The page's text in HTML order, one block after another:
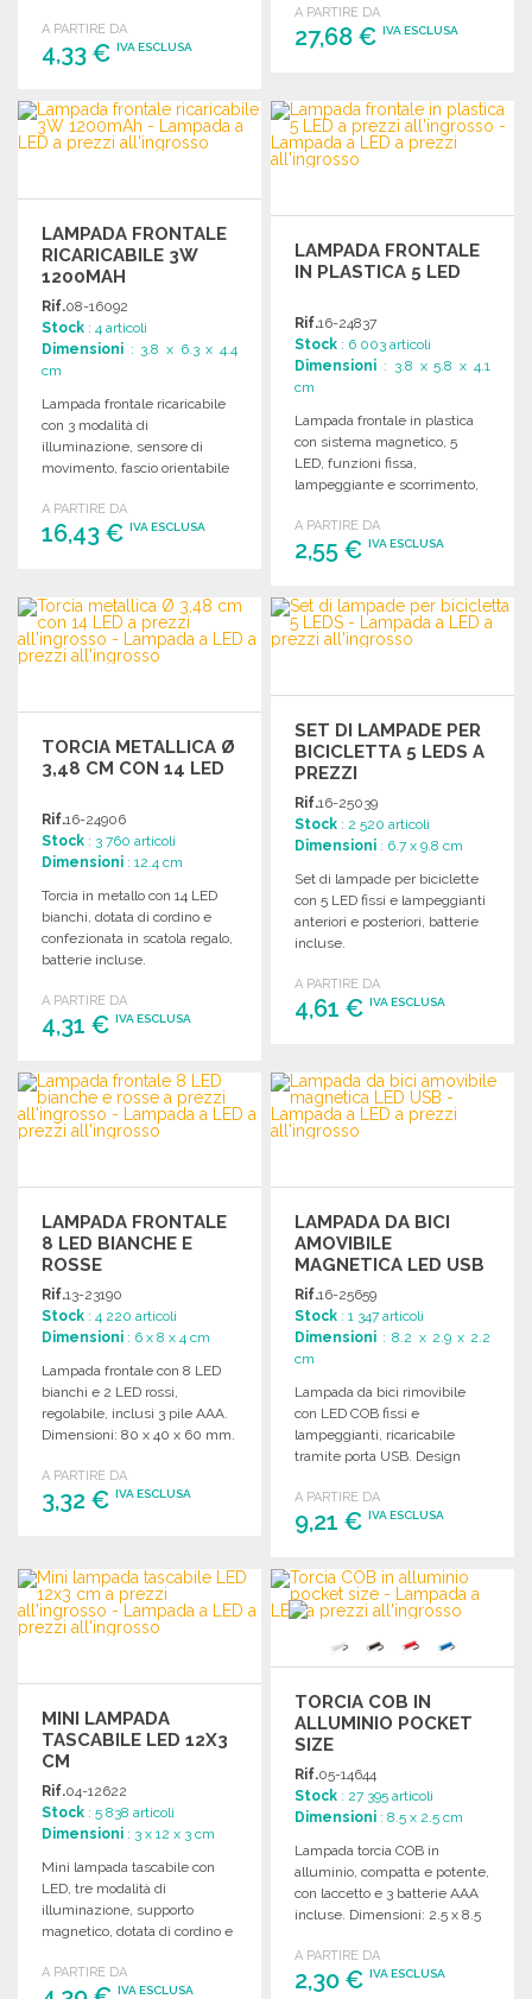
A PARTIRE DA
4,33 € IVA ESCLUSA
ORDINARE
Richiedi un preventivo
elegante.
A PARTIRE DA
27,68 €IVA ESCLUSA
Richiedi un preventivo
LAMPADA FRONTALE
RICARICABILE 3W
1200MAH
Rif.08-16092
Stock : 4 articoli
Dimensioni : 3.8 x 6.3 x 4.4
cm
Lampada frontale ricaricabile
con 3 modalità di
illuminazione, sensore di
movimento, fascio orientabile
confezione regalo inclusa.
A PARTIRE DA
16,43 € IVA ESCLUSA
Richiedi un preventivo
LAMPADA FRONTALE
IN PLASTICA 5 LED
Rif.16-24837
Stock : 6 003 articoli
Dimensioni : 3.8 x 5.8 x 4.1
cm
Lampada frontale in plastica
con sistema magnetico, 5
LED, funzioni fissa,
lampeggiante e scorrimento,
A PARTIRE DA
2,55 €IVA ESCLUSA
ORDINARE
Richiedi un preventivo
TORCIA METALLICA Ø
3,48 CM CON 14 LED
Rif.16-24906
Stock : 3 760 articoli
Dimensioni : 12.4 cm
Torcia in metallo con 14 LED
bianchi, dotata di cordino e
confezionata in scatola regalo,
batterie incluse.
A PARTIRE DA
4,31 € IVA ESCLUSA
ORDINARE
Richiedi un preventivo
SET DI LAMPADE PER
BICICLETTA 5 LEDS A
PREZZI
ALL'INGROSSO
Rif.16-25039
Stock : 2 520 articoli
Dimensioni : 6.7 x 9.8 cm
Set di lampade per biciclette
con 5 LED fissi e lampeggianti
anteriori e posteriori, batterie
incluse.
A PARTIRE DA
4,61 €IVA ESCLUSA
Richiedi un preventivo
LAMPADA FRONTALE
8 LED BIANCHE E
ROSSE
Rif.13-23190
Stock : 4 220 articoli
Dimensioni : 6 x 8 x 4 cm
Lampada frontale con 8 LED
bianchi e 2 LED rossi,
regolabile, inclusi 3 pile AAA.
Dimensioni: 80 x 40 x 60 mm.
A PARTIRE DA
3,32 € IVA ESCLUSA
Richiedi un preventivo
LAMPADA DA BICI
AMOVIBILE
MAGNETICA LED USB
Rif.16-25659
Stock : 1 347 articoli
Dimensioni : 8.2 x 2.9 x 2.2
cm
Lampada da bici rimovibile
con LED COB fissi e
lampeggianti, ricaricabile
tramite porta USB. Design
A PARTIRE DA
9,21 €IVA ESCLUSA
ORDINARE
Richiedi un preventivo
MINI LAMPADA
TASCABILE LED 12X3
CM
Rif.04-12622
Stock : 5 838 articoli
Dimensioni : 3 x 12 x 3 cm
Mini lampada tascabile con
LED, tre modalità di
illuminazione, supporto
magnetico, dotata di cordino e
Dimensioni: 12 x Ø 3 cm.
A PARTIRE DA
IVA ESCLUSA
TORCIA COB IN
ALLUMINIO POCKET
SIZE
Rif.05-14644
Stock : 27 395 articoli
Dimensioni : 8.5 x 2.5 cm
Lampada torcia COB in
alluminio, compatta e potente,
con laccetto e 3 batterie AAA
incluse. Dimensioni: 2.5 x 8.5
A PARTIRE DA
2,30 €IVA ESCLUSA